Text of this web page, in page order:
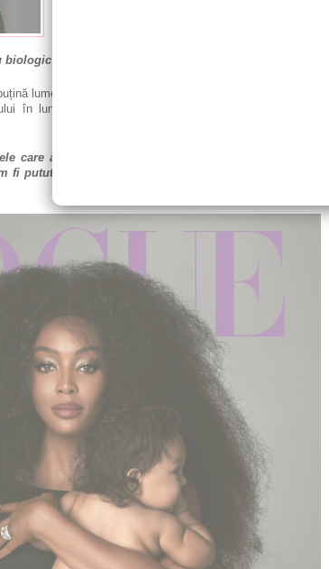
biologic"
lume a știut despre planurile sale de a deveni mamă. Așa
în luna mai 2021 a fost o surpriză pentru fanii și chiar
care au știut despre sarcinea mea. Însă, ea e cea mai
fi putut-o imagina vreodată. E cel mai frumos lucru care